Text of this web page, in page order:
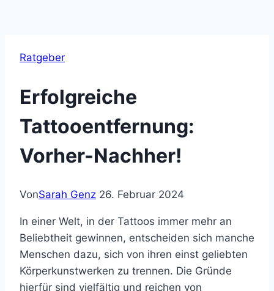
Ratgeber
Erfolgreiche
Tattooentfernung:
Vorher-Nachher!
VonSarah Genz 26. Februar 2024
In einer Welt, in der Tattoos immer mehr an
Beliebtheit gewinnen, entscheiden sich manche
Menschen dazu, sich von ihren einst geliebten
Körperkunstwerken zu trennen. Die Gründe
hierfür sind vielfältig und reichen von